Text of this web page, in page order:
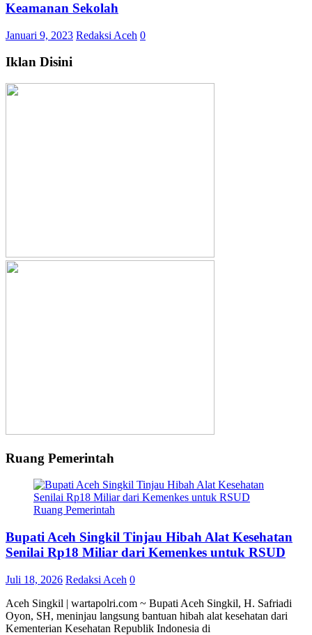
Keamanan Sekolah
Januari 9, 2023 Redaksi Aceh 0
Iklan Disini
Ruang Pemerintah
Ruang Pemerintah
Bupati Aceh Singkil Tinjau Hibah Alat Kesehatan
Senilai Rp18 Miliar dari Kemenkes untuk RSUD
Juli 18, 2026 Redaksi Aceh 0
Aceh Singkil | wartapolri.com ~ Bupati Aceh Singkil, H. Safriadi
Oyon, SH, meninjau langsung bantuan hibah alat kesehatan dari
Kementerian Kesehatan Republik Indonesia di